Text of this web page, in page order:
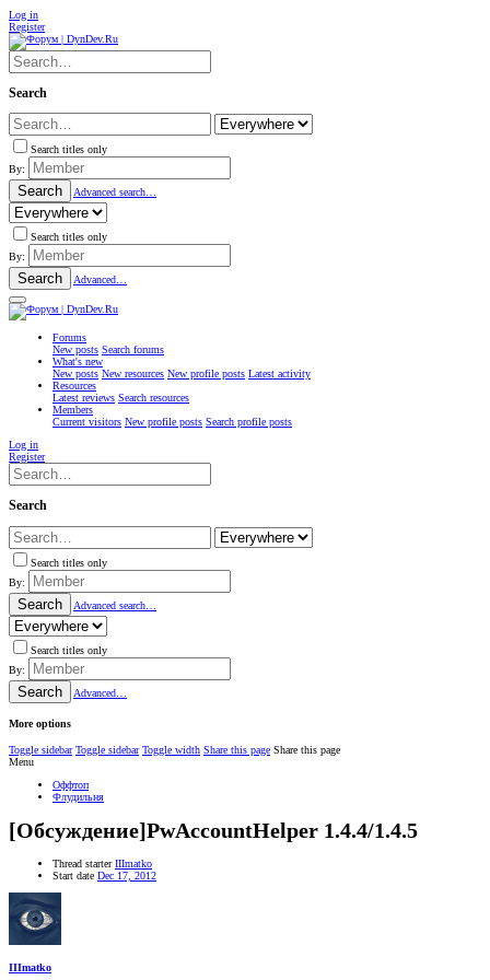
Log in
Register
Search
Search titles only
By:
Search Advanced search…
Search titles only
By:
Search Advanced…
Forums
New posts Search forums
What's new
New posts New resources New profile posts Latest activity
Resources
Latest reviews Search resources
Members
Current visitors New profile posts Search profile posts
Log in
Register
Search
Search titles only
By:
Search Advanced search…
Search titles only
By:
Search Advanced…
More options
Toggle sidebar Toggle sidebar Toggle width Share this page Share this page
Menu
Оффтоп
Флудильня
[Обсуждение]PwAccountHelper 1.4.4/1.4.5
Thread starter IIImatko
Start date Dec 17, 2012
IIImatko